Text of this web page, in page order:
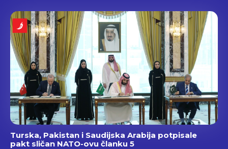
Turska, Pakistan i Saudijska Arabija potpisale
pakt sličan NATO-ovu članku 5